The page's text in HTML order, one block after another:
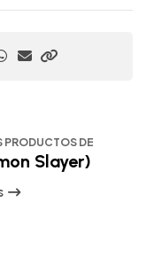
PRODUCTOS DE
Slayer)